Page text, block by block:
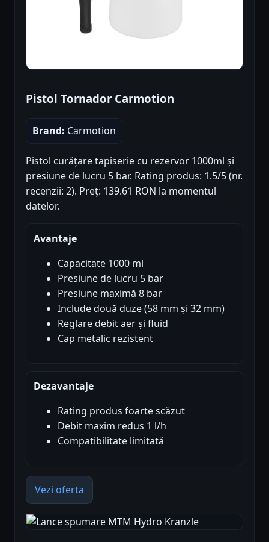
Pistol Tornador Carmotion
Brand: Carmotion
Pistol curățare tapiserie cu rezervor 1000ml și
presiune de lucru 5 bar. Rating produs: 1.5/5 (nr.
recenzii: 2). Preț: 139.61 RON la momentul
datelor.
Avantaje
Capacitate 1000 ml
Presiune de lucru 5 bar
Presiune maximă 8 bar
Include două duze (58 mm și 32 mm)
Reglare debit aer și fluid
Cap metalic rezistent
Dezavantaje
Rating produs foarte scăzut
Debit maxim redus 1 l/h
Compatibilitate limitată
Vezi oferta